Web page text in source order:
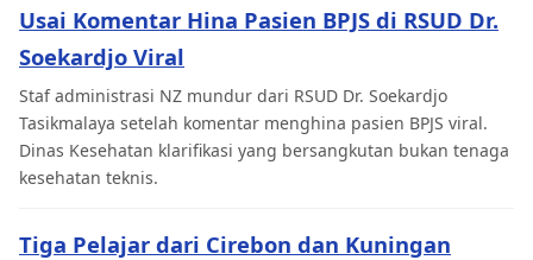
Usai Komentar Hina Pasien BPJS di RSUD Dr.
Soekardjo Viral
Staf administrasi NZ mundur dari RSUD Dr. Soekardjo
Tasikmalaya setelah komentar menghina pasien BPJS viral.
Dinas Kesehatan klarifikasi yang bersangkutan bukan tenaga
kesehatan teknis.
Tiga Pelajar dari Cirebon dan Kuningan